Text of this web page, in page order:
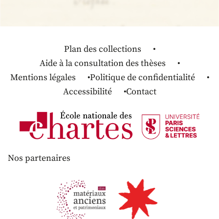
Plan des collections
Aide à la consultation des thèses
Mentions légales
Politique de confidentialité
Accessibilité
Contact
Nos partenaires